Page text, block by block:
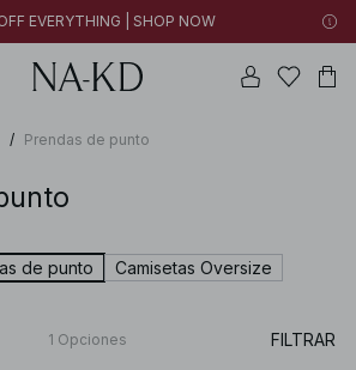
EVERYTHING | SHOP NOW
/ Prendas de punto
de punto Camisetas Oversize
1 Opciones FILTRAR